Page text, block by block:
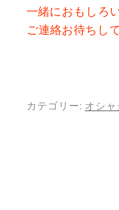
一緒におもしろ
ご連絡お待ちし
カテゴリー: オシャ